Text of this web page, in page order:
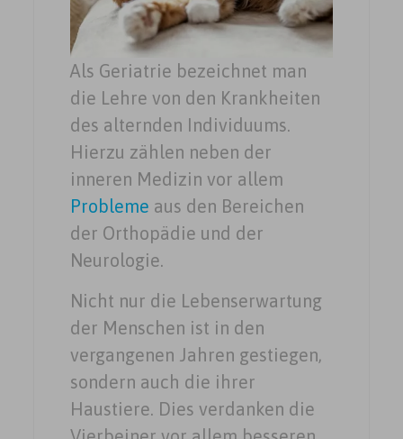
Als Geriatrie bezeichnet man
die Lehre von den Krankheiten
des alternden Individuums.
Hierzu zählen neben der
inneren Medizin vor allem
Probleme aus den Bereichen
der Orthopädie und der
Neurologie.
Nicht nur die Lebenserwartung
der Menschen ist in den
vergangenen Jahren gestiegen,
sondern auch die ihrer
Haustiere. Dies verdanken die